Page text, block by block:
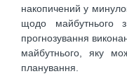
накопичений у
щодо майбутнього
прогнозування
майбутнього, яку
планування.